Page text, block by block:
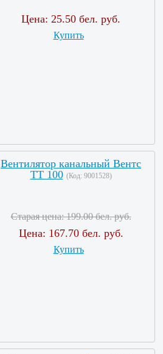
Цена: 25.50 бел. руб.
Купить
Вентилятор канальный Вентс
ТТ 100 (Код: 9001528)
Старая цена:199.00 бел. руб.
Цена: 167.70 бел. руб.
Купить